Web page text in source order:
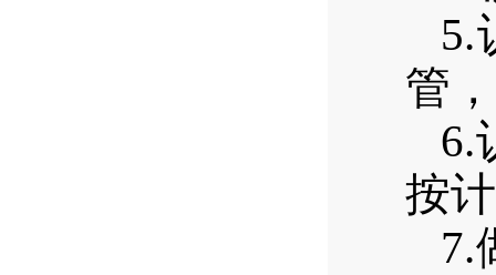
5.
管
6.
按
7.